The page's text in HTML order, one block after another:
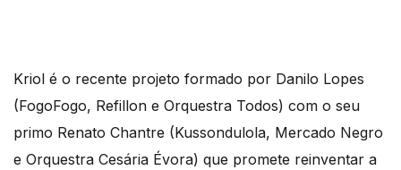
Kriol é o recente projeto formado por Danilo Lopes
(FogoFogo, Refillon e Orquestra Todos) com o seu
primo Renato Chantre (Kussondulola, Mercado Negro
e Orquestra Cesária Évora) que promete reinventar a